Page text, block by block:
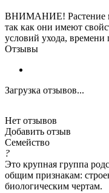
ВНИМАНИЕ! Растение
так как они имеют
условий ухода, времени
Отзывы
Загрузка отзывов...
Нет отзывов
Добавить отзыв
Семейство
?
Это крупная группа
общим признакам:
биологическим чертам.